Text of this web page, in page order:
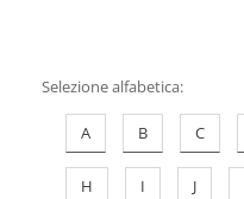
Selezione alfabetica:
A B C
H I J